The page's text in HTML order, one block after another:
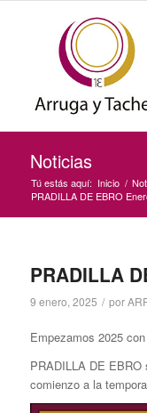
Noticias
Tú estás aquí: Inicio /
PRADILLA DE EBRO
PRADILLA
9 enero, 2025 / por
Empezamos 2025
PRADILLA DE EBRO
comienzo a la